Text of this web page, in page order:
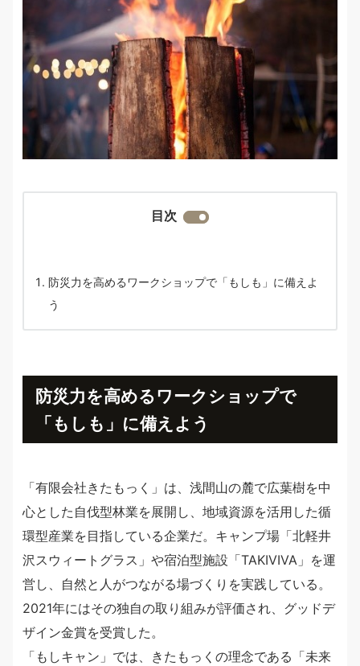
目次
防災力を高めるワークショップで「もしも」に備えよ
う
防災力を高めるワークショップで
「もしも」に備えよう
「有限会社きたもっく」は、浅間山の麓で広葉樹を中
心とした自伐型林業を展開し、地域資源を活用した循
環型産業を目指している企業だ。キャンプ場「北軽井
沢スウィートグラス」や宿泊型施設「TAKIVIVA」を運
営し、自然と人がつながる場づくりを実践している。
2021年にはその独自の取り組みが評価され、グッドデ
ザイン金賞を受賞した。
「もしキャン」では、きたもっくの理念である「未来